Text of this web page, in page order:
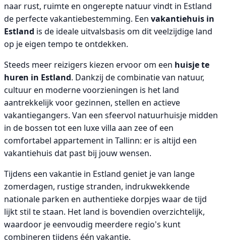
naar rust, ruimte en ongerepte natuur vindt in Estland
de perfecte vakantiebestemming. Een vakantiehuis in
Estland is de ideale uitvalsbasis om dit veelzijdige land
op je eigen tempo te ontdekken.
Steeds meer reizigers kiezen ervoor om een huisje te
huren in Estland. Dankzij de combinatie van natuur,
cultuur en moderne voorzieningen is het land
aantrekkelijk voor gezinnen, stellen en actieve
vakantiegangers. Van een sfeervol natuurhuisje midden
in de bossen tot een luxe villa aan zee of een
comfortabel appartement in Tallinn: er is altijd een
vakantiehuis dat past bij jouw wensen.
Tijdens een vakantie in Estland geniet je van lange
zomerdagen, rustige stranden, indrukwekkende
nationale parken en authentieke dorpjes waar de tijd
lijkt stil te staan. Het land is bovendien overzichtelijk,
waardoor je eenvoudig meerdere regio's kunt
combineren tijdens één vakantie.